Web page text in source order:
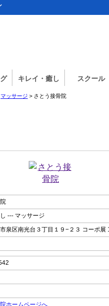
キレイ・癒し スクール
マッサージ > さとう接骨院
--- マッサージ
泉区南光台３丁目１９−２３ コーポ展
ホームページへ